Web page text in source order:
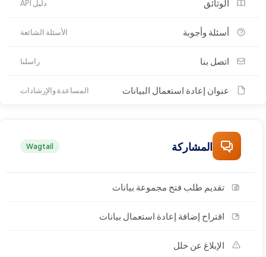
الوثائق دليل API
أسئلة وأجوبة الأسئلة الشائعة
اتصل بنا راسلنا
عنوان إعادة استعمال البيانات المساعدة والإرشادات
المشاركة Wagtail
تقديم طلب فتح مجموعة بيانات
اقتراح إضافة إعادة استعمال بيانات
الإبلاغ عن خلل